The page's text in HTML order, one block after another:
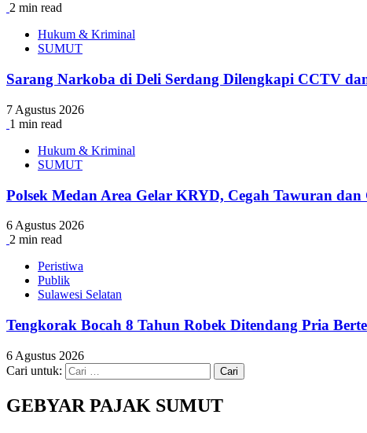
2 min read
Hukum & Kriminal
SUMUT
Sarang Narkoba di Deli Serdang Dilengkapi CCTV
7 Agustus 2026
1 min read
Hukum & Kriminal
SUMUT
Polsek Medan Area Gelar KRYD, Cegah Tawuran
6 Agustus 2026
2 min read
Peristiwa
Publik
Sulawesi Selatan
Tengkorak Bocah 8 Tahun Robek Ditendang Pria
6 Agustus 2026
Cari untuk:
GEBYAR PAJAK SUMUT